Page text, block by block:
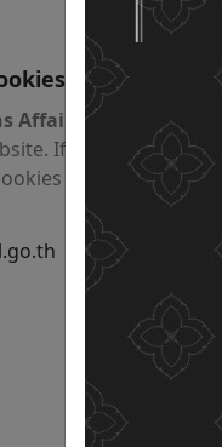
Affairs values ​​your
If you use this
on the website